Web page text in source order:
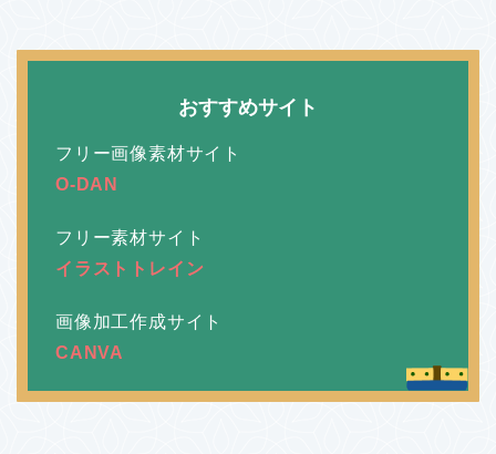
おすすめサイト
フリー画像素材サイト
O-DAN
フリー素材サイト
イラストトレイン
画像加工作成サイト
CANVA